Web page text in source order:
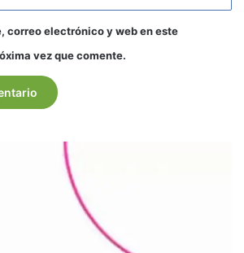
correo electrónico y web en este
vez que comente.